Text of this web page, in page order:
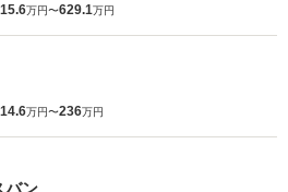
15.6万円〜629.1万円
14.6万円〜236万円
バン